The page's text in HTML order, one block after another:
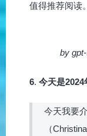
值得推荐阅读。
by
6. 今天是2024
今天我要
（